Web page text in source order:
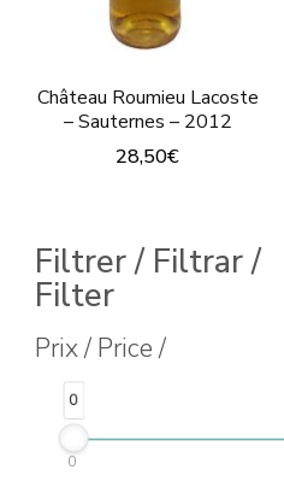
Château Roumieu Lacoste
– Sauternes – 2012
28,50€
Filtrer / Filtrar /
Filter
Prix / Price /
0
0